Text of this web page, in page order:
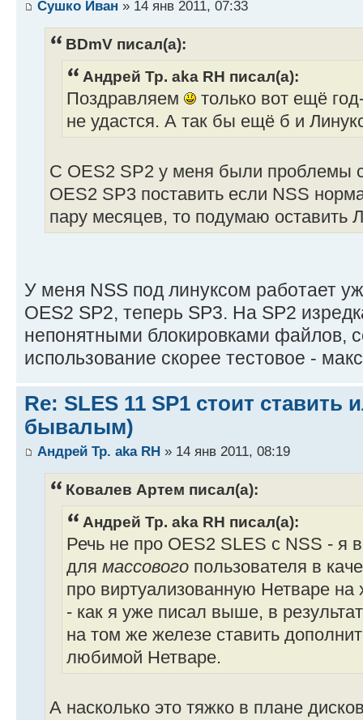
Сушко Иван » 14 янв 2011, 07:33
BDmV писал(а):
Андрей Тр. aka RH писал(а):
Поздравляем
только вот ещё
не удастся. А так бы ещё б и
С OES2 SP2 у меня были проблемы
OES2 SP3 поставить если NSS
пару месяцев, то подумаю оставить
У меня NSS под линуксом работает
OES2 SP2, теперь SP3. На SP2
непонятными блокировками файлов,
использование скорее тестовое -
Re: SLES 11 SP1 стоит ставить
бывалым)
Андрей Тр. aka RH » 14 янв 2011, 08:19
Ковалев Артем писал(а):
Андрей Тр. aka RH писал(а):
Речь не про OES2 SLES с NSS - я
для массового пользователя в
про виртуализованную Нетваре на
- как я уже писал выше, в
на том же железе ставить
любимой Нетваре.
А насколько это тяжко в плане